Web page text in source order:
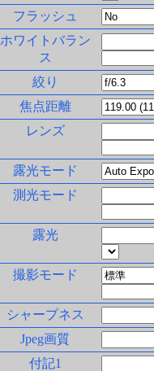
フラッシュ
ホワイトバラン
ス
絞り
焦点距離
レンズ
露光モード
測光モード
露光
撮影モード
シャープネス
Jpeg画質
付記1